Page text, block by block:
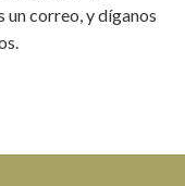
un correo, y díganos